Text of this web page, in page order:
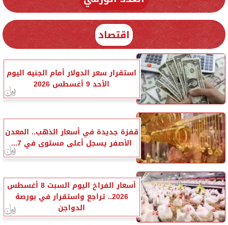
اقتصاد
استقرار سعر الدولار أمام الجنيه اليوم
الأحد 9 أغسطس 2026
قفزة جديدة في أسعار الذهب.. المعدن
الأصفر يسجل أعلى مستوى في 7...
أسعار الفراخ اليوم السبت 8 أغسطس
2026.. تراجع واستقرار في بورصة
الدواجن